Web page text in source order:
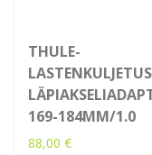
THULE-
169-184MM/1.0
88,00 €